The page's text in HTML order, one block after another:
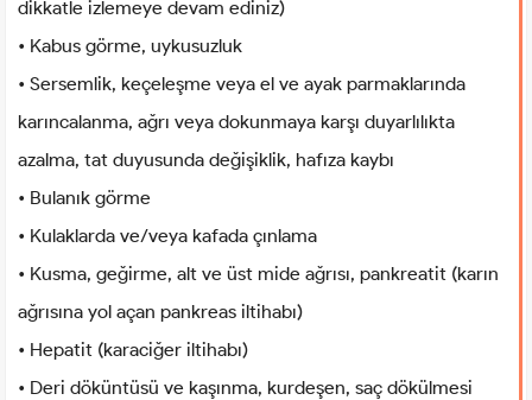
dikkatle izlemeye devam ediniz)
• Kabus görme, uykusuzluk
• Sersemlik, keçeleşme veya el ve ayak parmaklarında
karıncalanma, ağrı veya dokunmaya karşı duyarlılıkta
azalma, tat duyusunda değişiklik, hafıza kaybı
• Bulanık görme
• Kulaklarda ve/veya kafada çınlama
• Kusma, geğirme, alt ve üst mide ağrısı, pankreatit (karın
ağrısına yol açan pankreas iltihabı)
• Hepatit (karaciğer iltihabı)
• Deri döküntüsü ve kaşınma, kurdeşen, saç dökülmesi